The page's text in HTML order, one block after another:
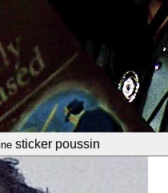
sticker poussin